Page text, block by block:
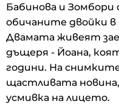
Бабинова и Зомбори
обичаните двойки
Двамата живеят
дъщеря - Йоана,
години. На
щастливата
усмивка на лицето.